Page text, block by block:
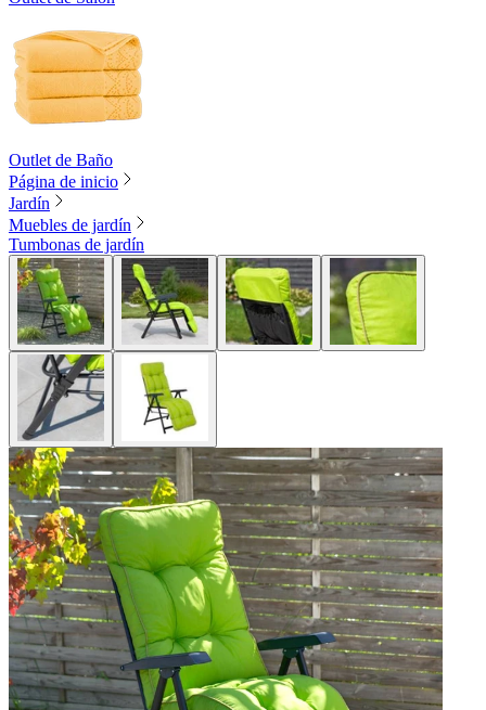
Outlet de Baño
Página de inicio
Jardín
Muebles de jardín
Tumbonas de jardín